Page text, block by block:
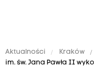
Aktualności Kraków
im. św. Jana Pawła II